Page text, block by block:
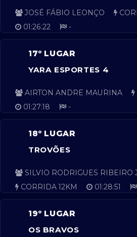
JOSÉ FÁBIO LEONÇO
01:26:22
-
17º LUGAR
YARA ESPORTES 4
AIRTON ANDRE MAURINA
01:27:18
-
18º LUGAR
TROVÕES
SILVIO RODRIGUES RIBEIRO
CORRIDA 12KM
01:28:51
19º LUGAR
OS BRAVOS